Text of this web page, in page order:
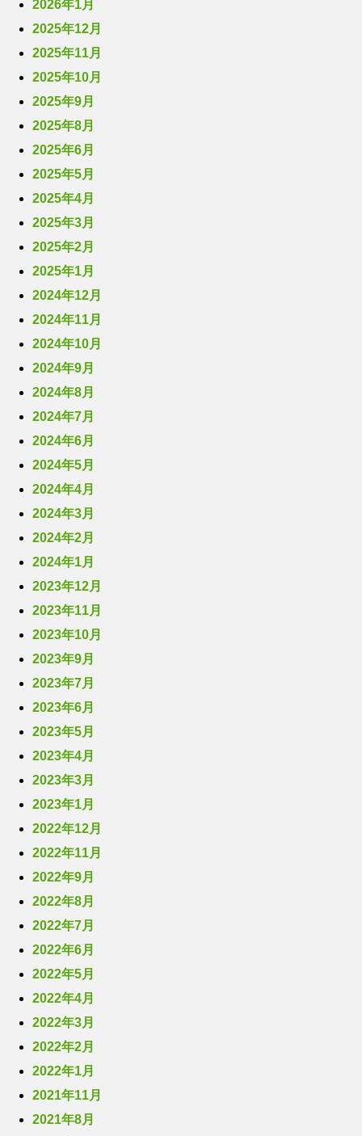
2026年1月
2025年12月
2025年11月
2025年10月
2025年9月
2025年8月
2025年6月
2025年5月
2025年4月
2025年3月
2025年2月
2025年1月
2024年12月
2024年11月
2024年10月
2024年9月
2024年8月
2024年7月
2024年6月
2024年5月
2024年4月
2024年3月
2024年2月
2024年1月
2023年12月
2023年11月
2023年10月
2023年9月
2023年7月
2023年6月
2023年5月
2023年4月
2023年3月
2023年1月
2022年12月
2022年11月
2022年9月
2022年8月
2022年7月
2022年6月
2022年5月
2022年4月
2022年3月
2022年2月
2022年1月
2021年11月
2021年8月